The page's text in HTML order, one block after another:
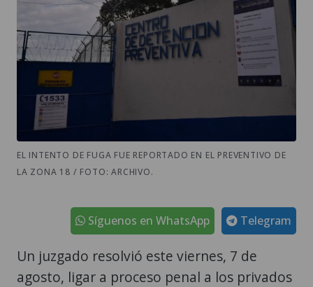
EL INTENTO DE FUGA FUE REPORTADO EN EL PREVENTIVO DE
LA ZONA 18 / FOTO: ARCHIVO.
Telegram
Síguenos en WhatsApp
Un juzgado resolvió este viernes, 7 de
agosto, ligar a proceso penal a los privados